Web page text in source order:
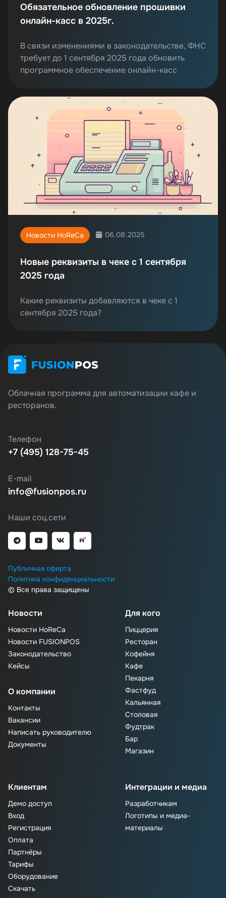
Обязательное обновление прошивки
онлайн-касс в 2025г.
В связи изменениями в законодательстве, ФНС
требует до 1 сентября 2025 года обновить
программное обеспечение онлайн-касс
Новости HoReCa 06.08.2025
Новые реквизиты в чеке с 1 сентября
2025 года
Какие реквизиты добавляются в чеке с 1
сентября 2025 года?
Облачная программа для автоматизации кафе и
ресторанов.
Телефон
+7 (495) 128-75-45
E-mail
info@fusionpos.ru
Наши соц.сети
Публичная оферта
Политика конфиденциальности
© Все права защищены
Новости
Новости HoReCa
Новости FUSIONPOS
Законодательство
Кейсы
О компании
Контакты
Вакансии
Написать руководителю
Документы
Для кого
Пиццерия
Ресторан
Кофейня
Кафе
Пекарня
Фастфуд
Кальянная
Столовая
Фудтрак
Бар
Магазин
Клиентам
Демо доступ
Вход
Регистрация
Оплата
Партнёры
Тарифы
Оборудование
Скачать
Интеграции и медиа
Разработчикам
Логотипы и медиа-
материалы